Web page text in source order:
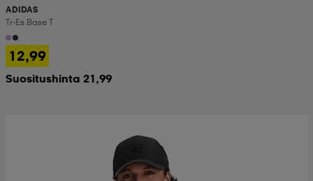
ADIDAS
Tr-Es Base T
12,99
Suositushinta 21,99